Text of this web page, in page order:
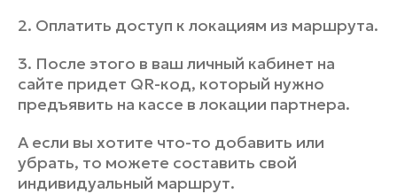
2. Оплатить доступ к локациям из маршрута.
3. После этого в ваш личный кабинет на
сайте придет QR-код, который нужно
предъявить на кассе в локации партнера.
А если вы хотите что-то добавить или
убрать, то можете составить свой
индивидуальный маршрут.